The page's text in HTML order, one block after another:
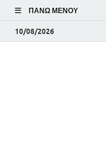
ΠΆΝΩ ΜΕΝΟΎ
10/08/2026